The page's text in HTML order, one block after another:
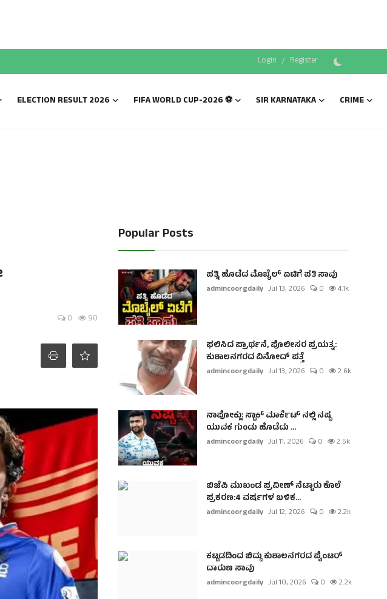
Login / Register
ELECTION RESULT 2026 FIFA WORLD CUP-2026 ⚽ SIR KARNATAKA CRIME
0 90
Popular Posts
ಪತ್ನಿ ಹೊಡೆದ ಮೊಬೈಲ್ ಏಟಿಗೆ ಪತಿ ಸಾವು
admincoorgdaily Jul 13, 2026 0 4.1k
ಫಲಿಸಿದ ಪ್ರಾರ್ಥನೆ, ಪೊಲೀಸರ ಪ್ರಯತ್ನ:
ಕುಶಾಲನಗರದ ವಿನೋದ್ ಪತ್ತೆ
admincoorgdaily Jul 13, 2026 0 2.6k
ನಾಪೋಕ್ಲು: ಸ್ಟಾಕ್ ಮಾರ್ಕೆಟ್ ನಲ್ಲಿ ನಷ್ಟ
ಯುವಕ ಗುಂಡು ಹೊಡೆದು ...
admincoorgdaily Jul 11, 2026 0 2.5k
ಬಿಜೆಪಿ ಮುಖಂಡ ಪ್ರವೀಣ್ ನೆಟ್ಟಾರು ಕೊಲೆ
ಪ್ರಕರಣ:4 ವರ್ಷಗಳ ಬಳಿಕ...
admincoorgdaily Jul 12, 2026 0 2.2k
ಕಟ್ಟಡದಿಂದ ಬಿದ್ದು ಕುಶಾಲನಗರದ ಪೈಂಟರ್
ದಾರುಣ ಸಾವು
admincoorgdaily Jul 10, 2026 0 2.2k